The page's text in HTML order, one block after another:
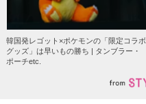
韓国発レゴット×ポケモンの「限定コラボ
グッズ」は早いもの勝ち | タンブラー・
ポーチetc.